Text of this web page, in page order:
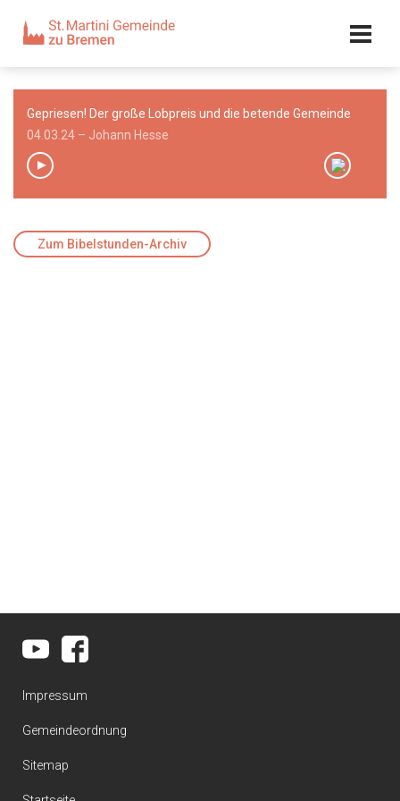
Kalender
Kontakt
Adresse
Team
Gepriesen! Der große Lobpreis und die betende Gemeinde
04.03.24 – Johann Hesse
Zum Bibelstunden-Archiv
Impressum
Gemeindeordnung
Sitemap